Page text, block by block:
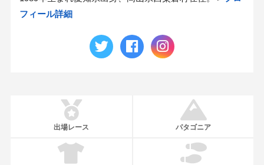
フィール詳細
出場レース パタゴニア